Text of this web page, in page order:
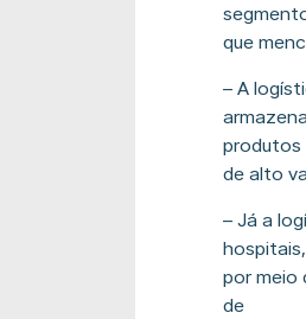
que
– A
produtos
de alto
– Já a
hospitais,
por meio
de